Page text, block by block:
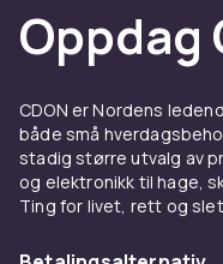
Oppdag
CDON er Nordens
både små
stadig større utvalg av
og elektronikk til hage,
Ting for livet, rett og